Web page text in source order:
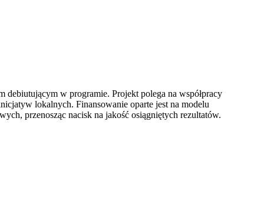
debiutującym w programie. Projekt polega na współpracy
lokalnych. Finansowanie oparte jest na modelu
przenosząc nacisk na jakość osiągniętych rezultatów.